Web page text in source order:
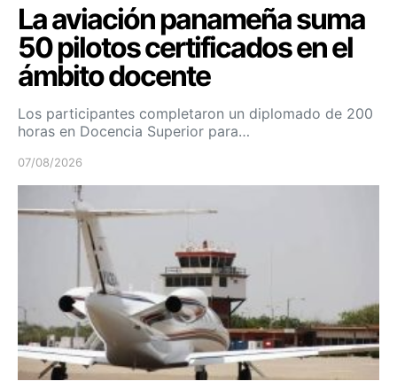
La aviación panameña suma
50 pilotos certificados en el
ámbito docente
Los participantes completaron un diplomado de 200
horas en Docencia Superior para…
07/08/2026